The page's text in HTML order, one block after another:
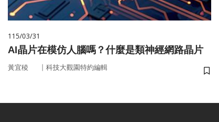
115/03/31
AI晶片在模仿人腦嗎？什麼是類神經網路晶片
黃宜稜 ｜ 科技大觀園特約編輯
儲